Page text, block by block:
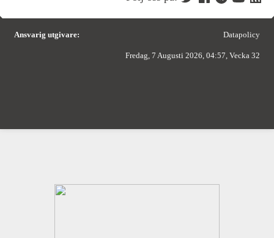
Ansvarig utgivare: Datapolicy
Fredag, 7 Augusti 2026, 04:57, Vecka 32